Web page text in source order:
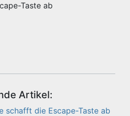
Taste ab
Artikel:
schafft die Escape-Taste ab